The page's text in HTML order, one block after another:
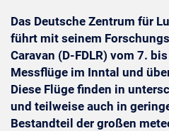
Das Deutsche Zentrum für
führt mit seinem
Caravan (D-FDLR) vom 7.
Messflüge im Inntal und
Diese Flüge finden in
und teilweise auch in
Bestandteil der großen